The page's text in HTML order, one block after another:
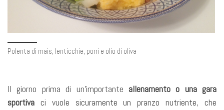
Polenta di mais, lenticchie, porri e olio di oliva
Il giorno prima di un’importante allenamento o una gara
sportiva ci vuole sicuramente un pranzo nutriente, che